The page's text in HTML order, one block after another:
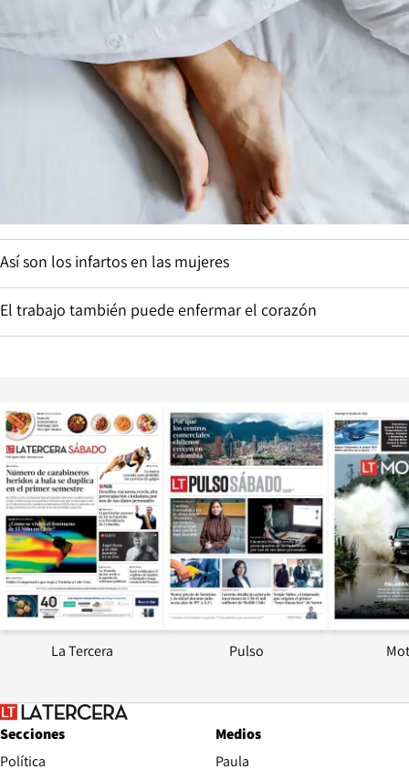
Así son los infartos en las mujeres
El trabajo también puede enfermar el corazón
Opens in new window
La Tercera
Opens in
Pulso
Secciones
Política
Medios
Paula